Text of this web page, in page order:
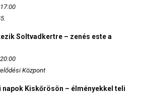
Soltvadkertre – zenés este a
Központ
Kiskőrösön – élményekkel teli